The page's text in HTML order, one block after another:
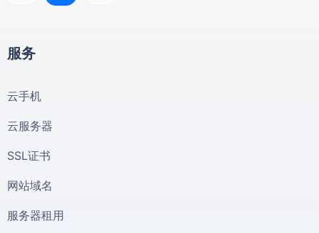
服务
云手机
云服务器
SSL证书
网站域名
服务器租用